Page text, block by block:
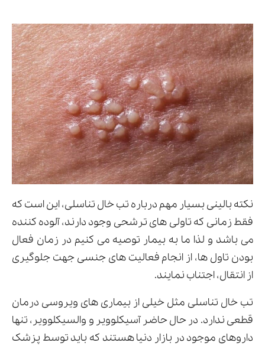
نکته بالینی بسیار مهم درباره تب خال تناسلی، این است که
فقط زمانی که تاولی های ترشحی وجود دارند، آلوده کننده
می باشد و لذا ما به بیمار توصیه می کنیم در زمان فعال
بودن تاول ها، از انجام فعالیت های جنسی جهت جلوگیری
از انتقال، اجتناب نمایند.
تب خال تناسلی مثل خیلی از بیماری های ویروسی درمان
قطعی ندارد. در حال حاضر آسیکلوویر و والسیکلوویر، تنها
داروهای موجود در بازار دنیا هستند که باید توسط پزشک